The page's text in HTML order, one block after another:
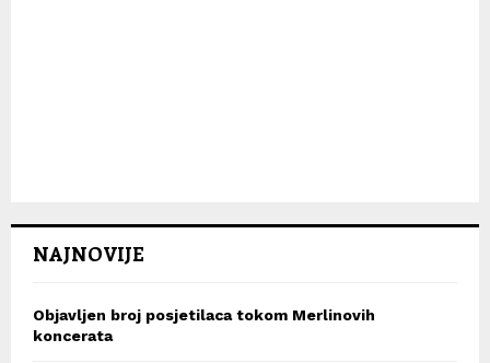
NAJNOVIJE
Objavljen broj posjetilaca tokom Merlinovih
koncerata